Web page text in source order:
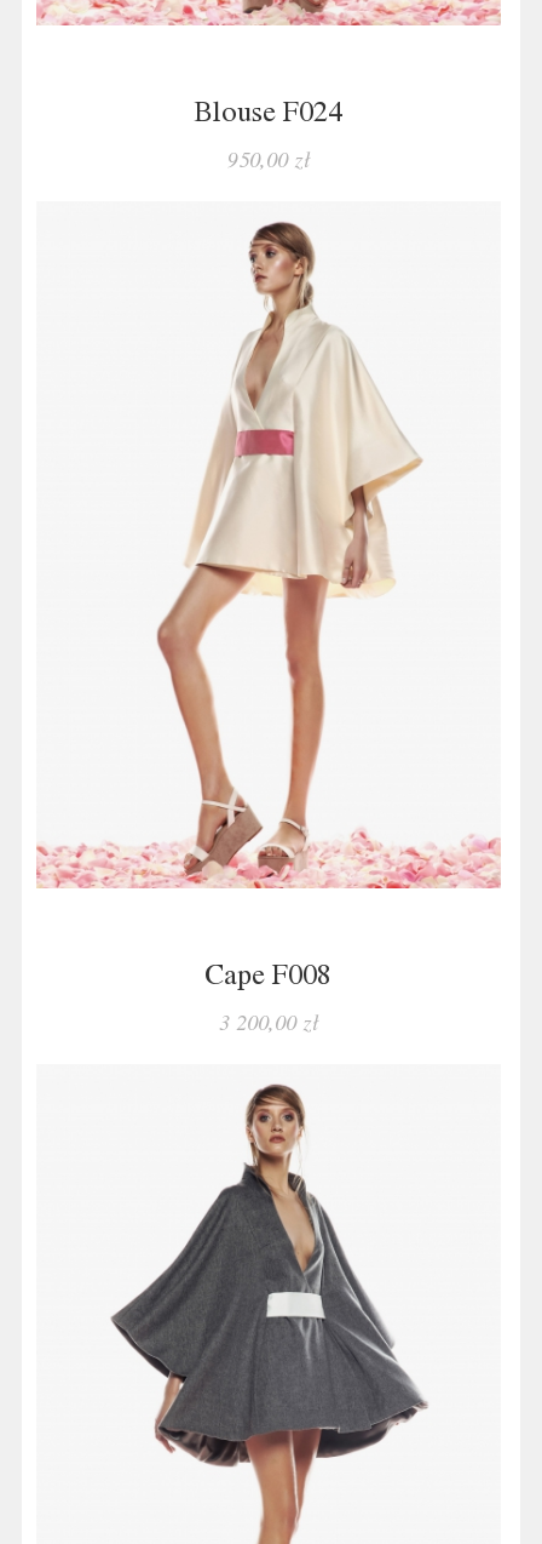
Blouse F024
950,00 zł
Cape F008
3 200,00 zł